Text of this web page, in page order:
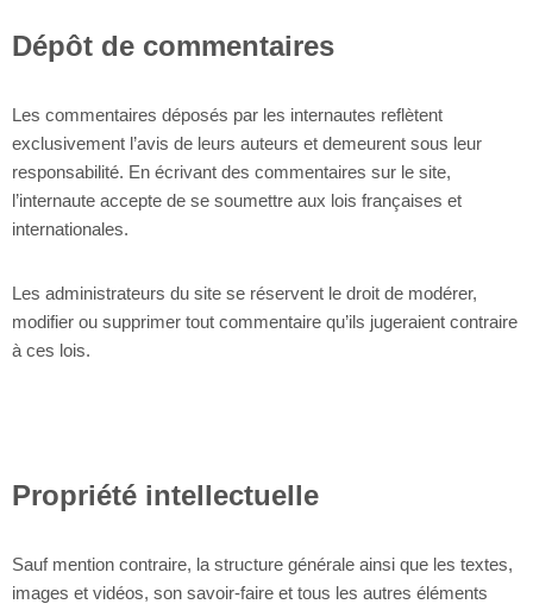
Dépôt de commentaires
Les commentaires déposés par les internautes reflètent
exclusivement l’avis de leurs auteurs et demeurent sous leur
responsabilité. En écrivant des commentaires sur le site,
l’internaute accepte de se soumettre aux lois françaises et
internationales.
Les administrateurs du site se réservent le droit de modérer,
modifier ou supprimer tout commentaire qu’ils jugeraient contraire
à ces lois.
Propriété intellectuelle
Sauf mention contraire, la structure générale ainsi que les textes,
images et vidéos, son savoir-faire et tous les autres éléments